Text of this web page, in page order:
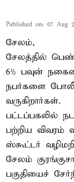
Published on: 07 Aug
சேலம்,
சேலத்தில் பெண்
6½ பவுன்
நபர்களை
வருகிறார்கள்.
பட்டப்பகலில்
பற்றிய விவரம்
ஸ்கூட்டர்
சேலம்
பகுதியைச்